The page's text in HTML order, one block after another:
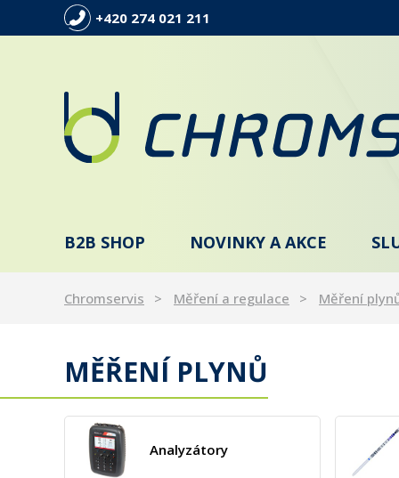
+420 274 021 211
B2B SHOP NOVINKY A AKCE
Chromservis Měření a regulace Měření
MĚŘENÍ PLYNŮ
Analyzátory